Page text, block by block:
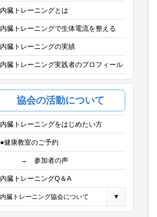
内臓トレーニングとは
内臓トレーニングで生体電流を整える
内臓トレーニングの実績
内臓トレーニング実践者のプロフィール
協会の活動について
内臓トレーニングをはじめたい方
●健康教室のご予約
→ 参加者の声
内臓トレーニングQ＆A
内臓トレーニング協会について ▼